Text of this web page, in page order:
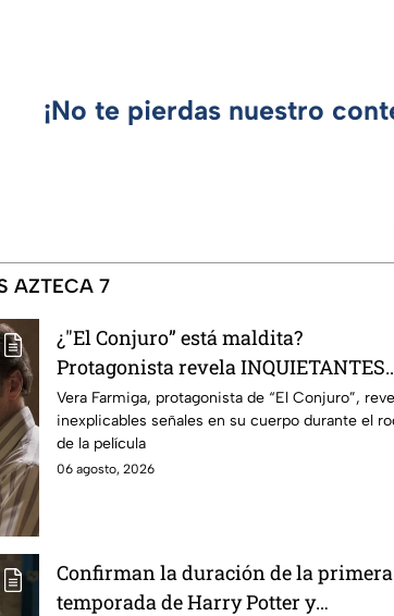
¡No te pierdas nuestro
AZTECA 7
¿"El Conjuro” está maldita?
Protagonista revela INQUIETANTES
señales en su cuerpo durante la
grabación de la película
Vera Farmiga, protagonista de “El Conjuro”,
inexplicables señales en su cuerpo durante el
de la película
06 agosto, 2026
Confirman la duración de la primera
temporada de Harry Potter y